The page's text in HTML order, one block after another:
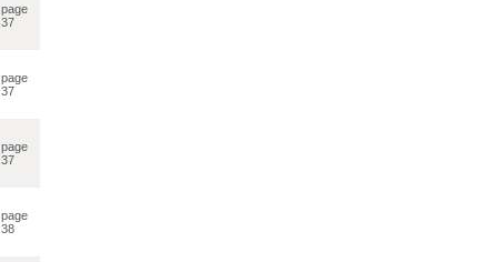
page
37
page
37
page
37
page
38